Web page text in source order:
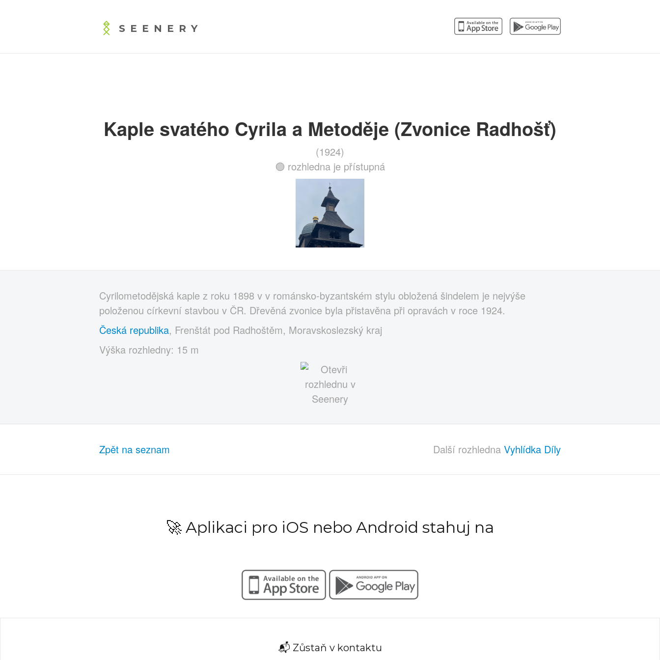
SEENERY
Kaple svatého Cyrila a Metoděje (Zvonice Radhošť)
(1924)
🟢 rozhledna je přístupná
Cyrilometodějská kaple z roku 1898 v v románsko-byzantském stylu obložená šindelem je nejvýše
položenou církevní stavbou v ČR. Dřevěná zvonice byla přistavěna při opravách v roce 1924.
Česká republika, Frenštát pod Radhoštěm, Moravskoslezský kraj
Výška rozhledny: 15 m
Zpět na seznam Další rozhledna Vyhlídka Díly
🚀 Aplikaci pro iOS nebo Android stahuj na
📬 Zůstaň v kontaktu